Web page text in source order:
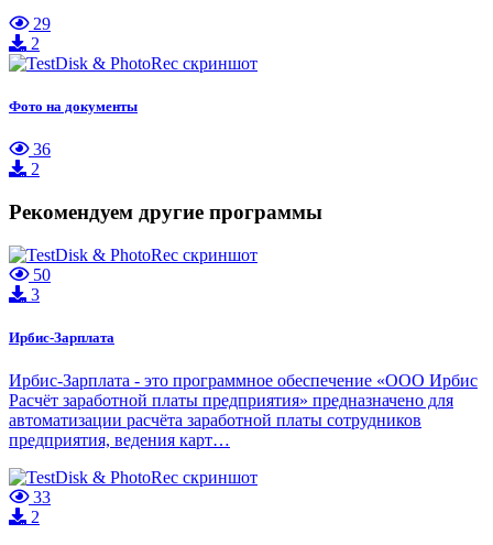
29
2
Фото на документы
36
2
Рекомендуем другие программы
50
3
Ирбис-Зарплата
Ирбис-Зарплата - это программное обеспечение «ООО Ирбис
Расчёт заработной платы предприятия» предназначено для
автоматизации расчёта заработной платы сотрудников
предприятия, ведения карт…
33
2